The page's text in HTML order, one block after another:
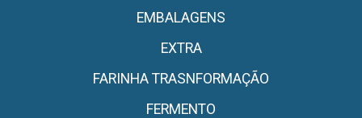
EMBALAGENS
EXTRA
FARINHA TRASNFORMAÇÃO
FERMENTO